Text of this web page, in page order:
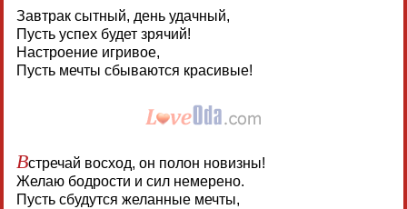
Завтрак сытный, день удачный,
Пусть успех будет зрячий!
Настроение игривое,
Пусть мечты сбываются красивые!
Встречай восход, он полон новизны!
Желаю бодрости и сил немерено.
Пусть сбудутся желанные мечты,